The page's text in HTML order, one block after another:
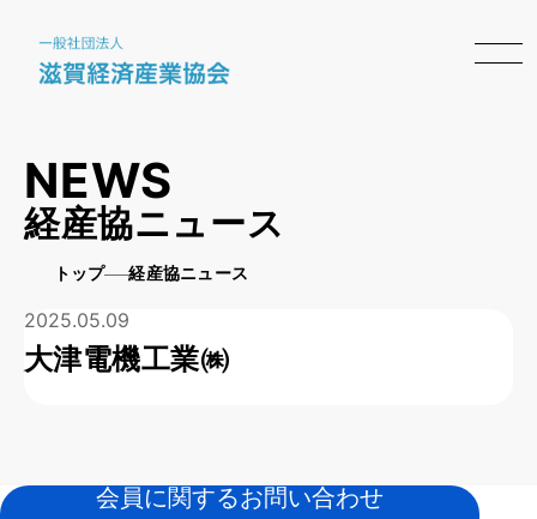
NEWS
経産協ニュース
トップ 経産協ニュース
2025.05.09
大津電機工業㈱
会員に関するお問い合わせ